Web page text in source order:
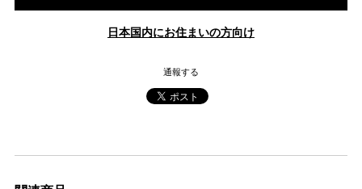
日本国内にお住まいの方向け
通報する